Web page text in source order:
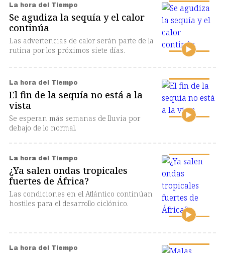
La hora del Tiempo
Se agudiza la sequía y el calor
continúa
Las advertencias de calor serán parte de la
rutina por los próximos siete días.
La hora del Tiempo
El fin de la sequía no está a la
vista
Se esperan más semanas de lluvia por
debajo de lo normal.
La hora del Tiempo
¿Ya salen ondas tropicales
fuertes de África?
Las condiciones en el Atlántico continúan
hostiles para el desarrollo ciclónico.
La hora del Tiempo